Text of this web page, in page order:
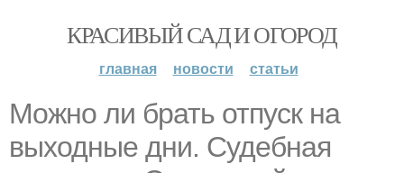
КРАСИВЫЙ САД И ОГОРОД
главная новости статьи
Можно ли брать отпуск на
выходные дни. Судебная